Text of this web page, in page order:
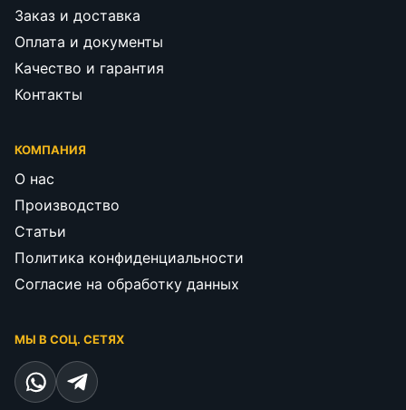
Заказ и доставка
Оплата и документы
Качество и гарантия
Контакты
КОМПАНИЯ
О нас
Производство
Статьи
Политика конфиденциальности
Согласие на обработку данных
МЫ В СОЦ. СЕТЯХ